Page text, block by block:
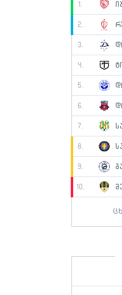
1.
2.
3.
4.
5.
6.
7.
8.
9.
10.